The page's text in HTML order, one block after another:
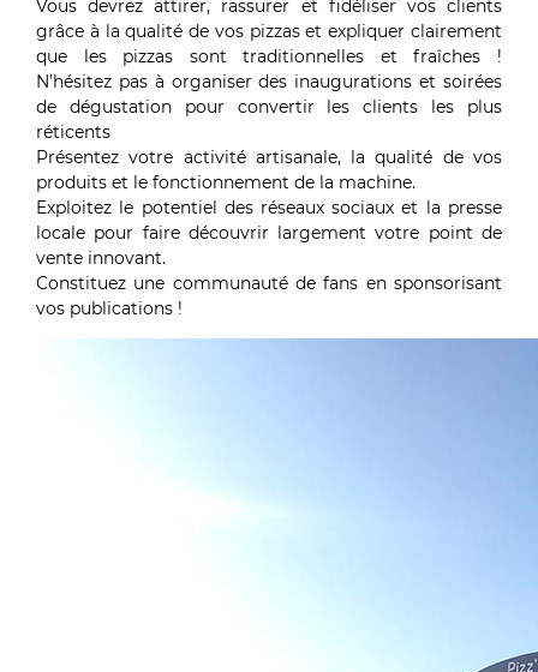
Vous devrez attirer, rassurer et fidéliser vos clients
grâce à la qualité de vos pizzas et expliquer clairement
que les pizzas sont traditionnelles et fraîches !
N’hésitez pas à organiser des inaugurations et soirées
de dégustation pour convertir les clients les plus
réticents
Présentez votre activité artisanale, la qualité de vos
produits et le fonctionnement de la machine.
Exploitez le potentiel des réseaux sociaux et la presse
locale pour faire découvrir largement votre point de
vente innovant.
Constituez une communauté de fans en sponsorisant
vos publications !